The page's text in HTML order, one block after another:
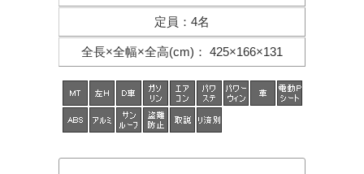
定員 ： 4名
全長×全幅×全高(cm) ： 425×166×131